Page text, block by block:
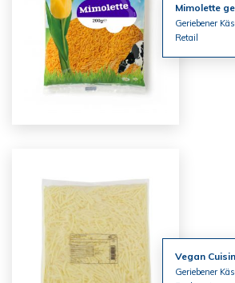
Mimolette
Geriebener
Retail
Vegan
Geriebener